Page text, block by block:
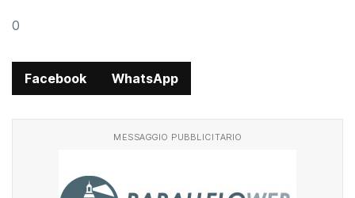
0
Facebook WhatsApp
MESSAGGIO PUBBLICITARIO